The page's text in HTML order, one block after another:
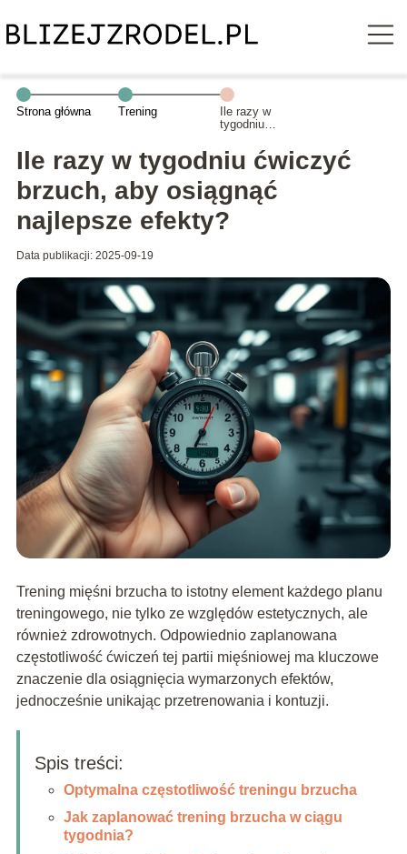
Strona główna Trening
Ile razy w
tygodniu
aby osiągnąć
najlepsze
Ile razy w tygodniu ćwiczyć
brzuch, aby osiągnąć
najlepsze efekty?
Data publikacji: 2025-09-19
Trening mięśni brzucha to istotny element każdego planu
treningowego, nie tylko ze względów estetycznych, ale
również zdrowotnych. Odpowiednio zaplanowana
częstotliwość ćwiczeń tej partii mięśniowej ma kluczowe
znaczenie dla osiągnięcia wymarzonych efektów,
jednocześnie unikając przetrenowania i kontuzji.
Spis treści:
Optymalna częstotliwość treningu brzucha
Jak zaplanować trening brzucha w ciągu
tygodnia?